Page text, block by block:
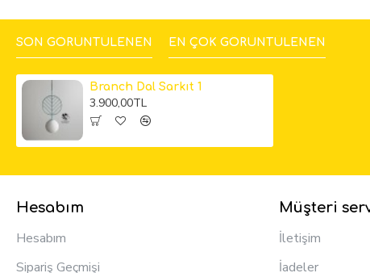
SON GÖRÜNTÜLENEN EN ÇOK GÖRÜNTÜLENEN
Branch Dal Sarkıt 1
3.900,00TL
Hesabım
Hesabım
Sipariş Geçmişi
Müşteri
İletişim
İadeler